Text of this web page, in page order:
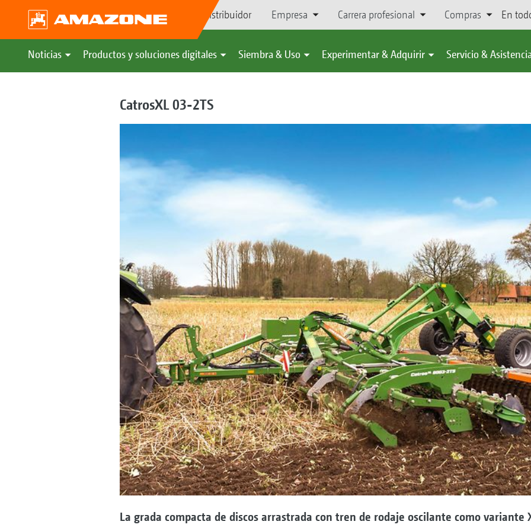
Búsqueda de distribuidor Empresa Carrera profesional Compras En
Noticias Productos y soluciones digitales Siembra & Uso Experimentar & Adquirir Servicio &
CatrosXL 03-2TS
La grada compacta de discos arrastrada con tren de rodaje oscilante como variante